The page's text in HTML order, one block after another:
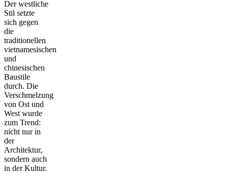
Der westliche
Stil setzte
sich gegen
die
traditionellen
vietnamesischen
und
chinesischen
Baustile
durch. Die
Verschmelzung
von Ost und
West wurde
zum Trend:
nicht nur in
der
Architektur,
sondern auch
in der Kultur.